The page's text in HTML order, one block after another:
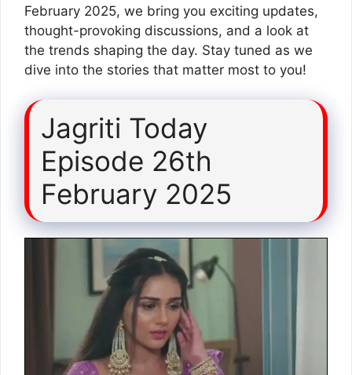
February 2025, we bring you exciting updates,
thought-provoking discussions, and a look at
the trends shaping the day. Stay tuned as we
dive into the stories that matter most to you!
Jagriti Today
Episode 26th
February 2025